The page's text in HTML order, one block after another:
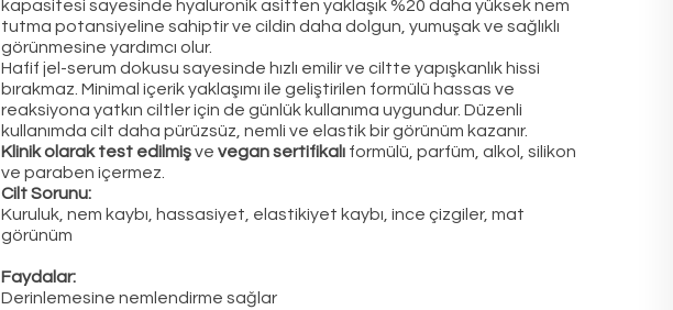
kapasitesi sayesinde hyaluronik asitten yaklaşık %20 daha yüksek nem
tutma potansiyeline sahiptir ve cildin daha dolgun, yumuşak ve sağlıklı
görünmesine yardımcı olur.
Hafif jel-serum dokusu sayesinde hızlı emilir ve ciltte yapışkanlık hissi
bırakmaz. Minimal içerik yaklaşımı ile geliştirilen formülü hassas ve
reaksiyona yatkın ciltler için de günlük kullanıma uygundur. Düzenli
kullanımda cilt daha pürüzsüz, nemli ve elastik bir görünüm kazanır.
Klinik olarak test edilmişvevegan sertifikalı formülü, parfüm, alkol, silikon
ve paraben içermez.
Cilt Sorunu:
Kuruluk, nem kaybı, hassasiyet, elastikiyet kaybı, ince çizgiler, mat
görünüm
Faydalar:
Derinlemesine nemlendirme sağlar